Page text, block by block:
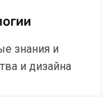
знания и
и дизайна